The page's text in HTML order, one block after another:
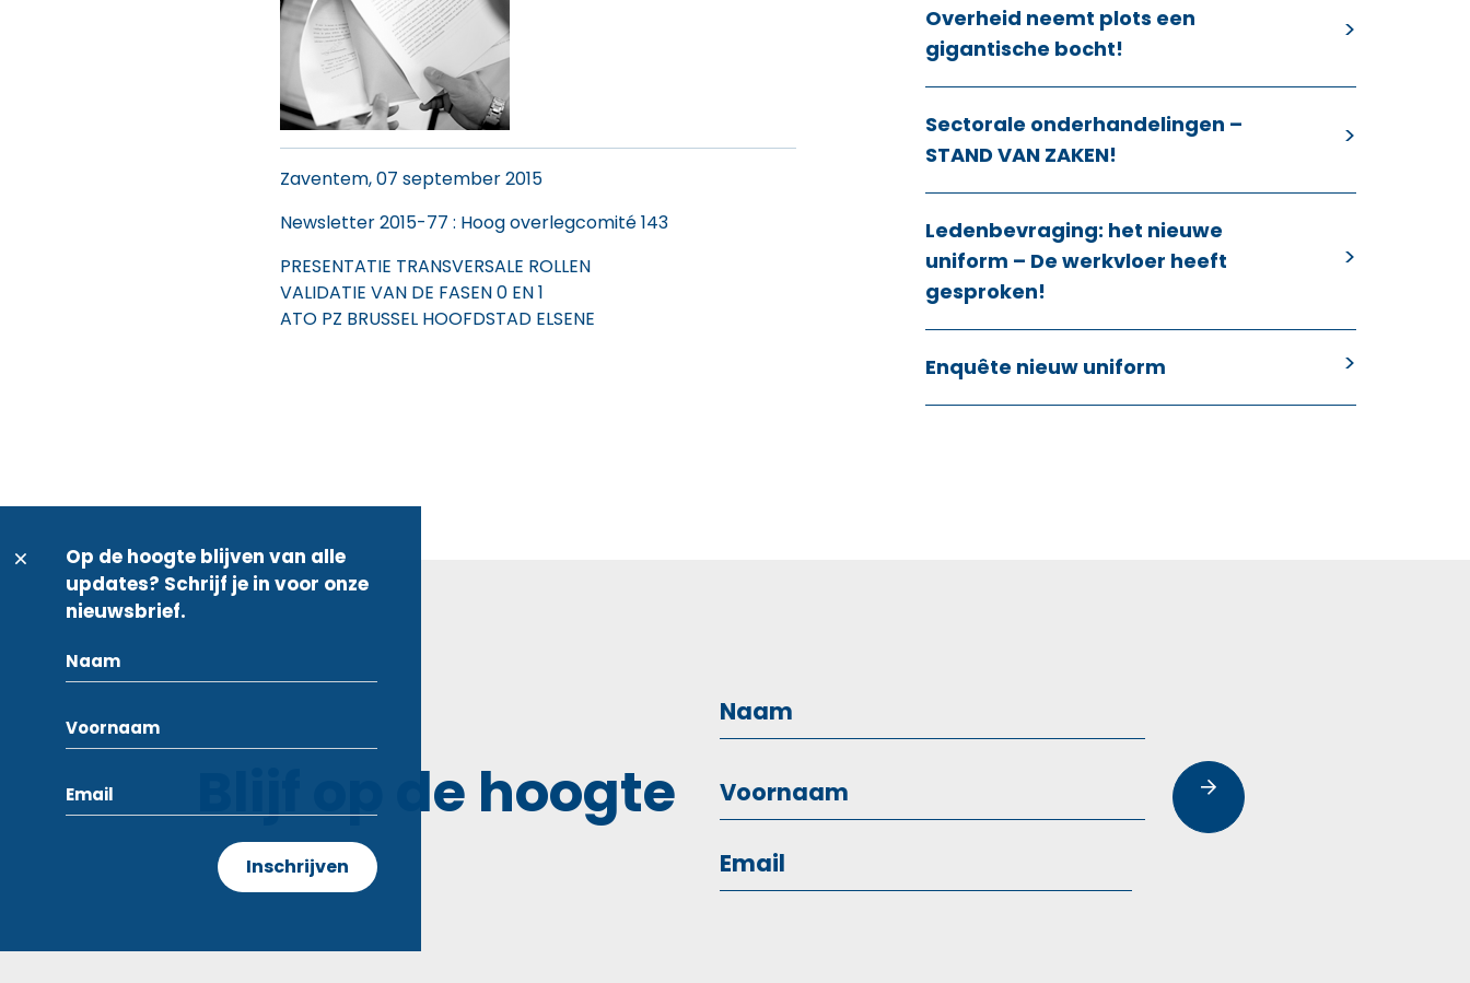
Zaventem, 07 september 2015
Newsletter 2015-77 : Hoog overlegcomité 143
PRESENTATIE TRANSVERSALE ROLLEN
VALIDATIE VAN DE FASEN 0 EN 1
ATO PZ BRUSSEL HOOFDSTAD ELSENE
Overheid neemt plots een
gigantische bocht!
Sectorale onderhandelingen –
STAND VAN ZAKEN!
Ledenbevraging: het nieuwe
uniform – De werkvloer heeft
gesproken!
Enquête nieuw uniform
Blijf op de hoogte
Op de hoogte blijven van alle
updates? Schrijf je in voor onze
nieuwsbrief.